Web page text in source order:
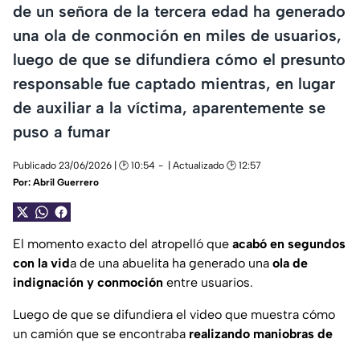
de un señora de la tercera edad ha generado
una ola de conmoción en miles de usuarios,
luego de que se difundiera cómo el presunto
responsable fue captado mientras, en lugar
de auxiliar a la víctima, aparentemente se
puso a fumar
Publicado 23/06/2026 | 🕑 10:54
| Actualizado 🕑 12:57
Por: Abril Guerrero
El momento exacto del atropelló que acabó en segundos
con la vida de una abuelita ha generado una ola de
indignación y conmoción entre usuarios.
Luego de que se difundiera el video que muestra cómo
un camión que se encontraba realizando maniobras de